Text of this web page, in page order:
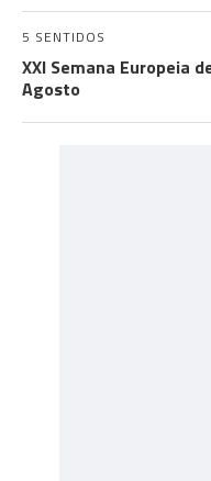
5 SENTIDOS
XXI Semana Europeia
Agosto